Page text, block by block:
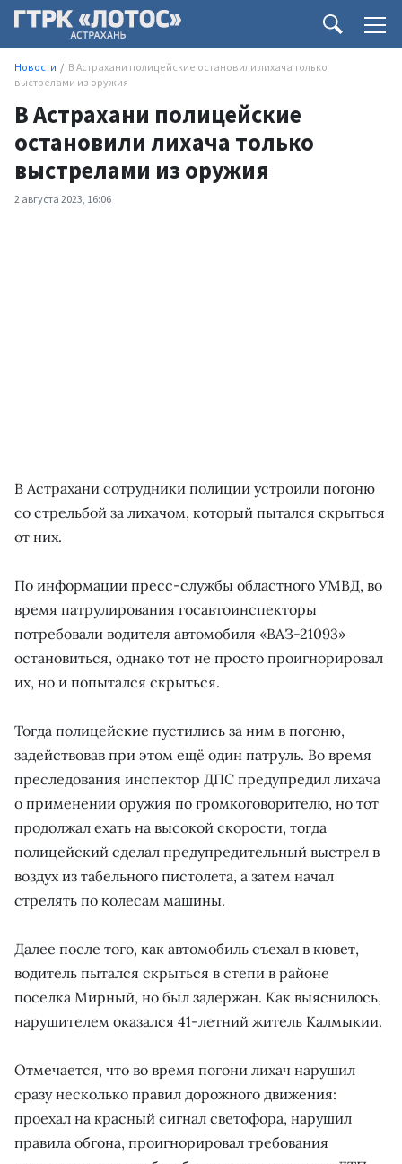
Новости
В Астрахани полицейские остановили лихача только
выстрелами из оружия
В Астрахани полицейские
остановили лихача только
выстрелами из оружия
2 августа 2023, 16:06
В Астрахани сотрудники полиции устроили погоню
со стрельбой за лихачом, который пытался скрыться
от них.
По информации пресс-службы областного УМВД, во
время патрулирования госавтоинспекторы
потребовали водителя автомобиля «ВАЗ-21093»
остановиться, однако тот не просто проигнорировал
их, но и попытался скрыться.
Тогда полицейские пустились за ним в погоню,
задействовав при этом ещё один патруль. Во время
преследования инспектор ДПС предупредил лихача
о применении оружия по громкоговорителю, но тот
продолжал ехать на высокой скорости, тогда
полицейский сделал предупредительный выстрел в
воздух из табельного пистолета, а затем начал
стрелять по колесам машины.
Далее после того, как автомобиль съехал в кювет,
водитель пытался скрыться в степи в районе
поселка Мирный, но был задержан. Как выяснилось,
нарушителем оказался 41-летний житель Калмыкии.
Отмечается, что во время погони лихач нарушил
сразу несколько правил дорожного движения:
проехал на красный сигнал светофора, нарушил
правила обгона, проигнорировал требования